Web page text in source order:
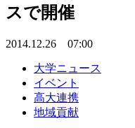
スで開催
2014.12.26 07:00
大学ニュース
イベント
高大連携
地域貢献